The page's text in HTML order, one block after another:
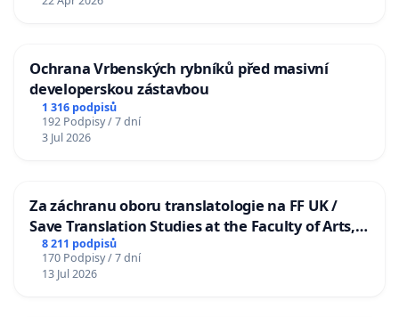
Ochrana Vrbenských rybníků před masivní
developerskou zástavbou
1 316 podpisů
192 Podpisy / 7 dní
3 Jul 2026
Za záchranu oboru translatologie na FF UK /
Save Translation Studies at the Faculty of Arts,
Charles University
8 211 podpisů
170 Podpisy / 7 dní
13 Jul 2026